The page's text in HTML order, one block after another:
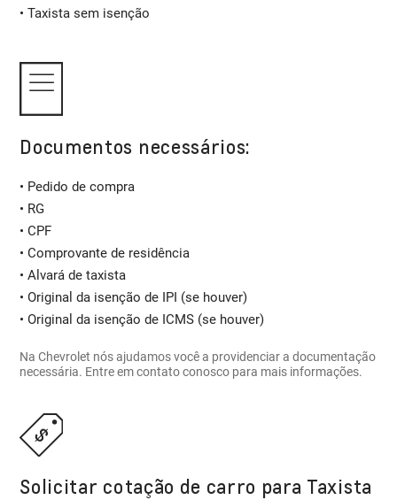
• Taxista sem isenção
Documentos necessários:
• Pedido de compra
• RG
• CPF
• Comprovante de residência
• Alvará de taxista
• Original da isenção de IPI (se houver)
• Original da isenção de ICMS (se houver)
Na Chevrolet nós ajudamos você a providenciar a documentação
necessária. Entre em contato conosco para mais informações.
Solicitar cotação de carro para Taxista